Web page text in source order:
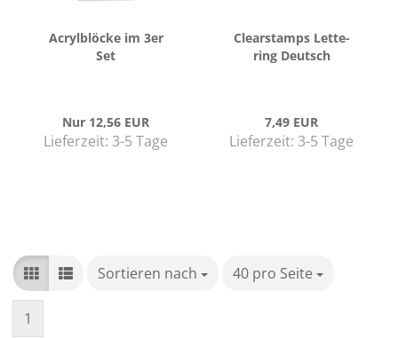
Acryl­blö­cke im 3er
Set
Nur 12,56 EUR
Lieferzeit: 3-5 Tage
Cle­ar­stamps Let­te­
ring Deutsch
7,49 EUR
Lieferzeit: 3-5 Tage
Sortieren nach
Sortieren nach 40 pro Seite
pro Seite
1